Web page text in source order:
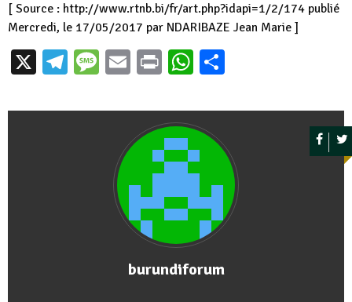
[ Source : http://www.rtnb.bi/fr/art.php?idapi=1/2/174 publié
Mercredi, le 17/05/2017 par NDARIBAZE Jean Marie ]
X Telegram
Message
EmailPrintWhatsApp
burundiforum